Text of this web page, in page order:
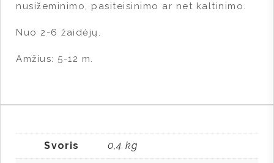
nusižeminimo, pasiteisinimo ar net kaltinimo.
Nuo 2-6 žaidėjų.
Amžius: 5-12 m.
Svoris 0,4 kg